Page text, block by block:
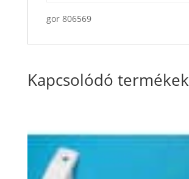
gor 806569
Kapcsolódó termékek